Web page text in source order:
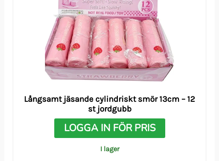
Långsamt jäsande cylindriskt smör 13cm – 12
st jordgubb
LOGGA IN FÖR PRIS
I lager